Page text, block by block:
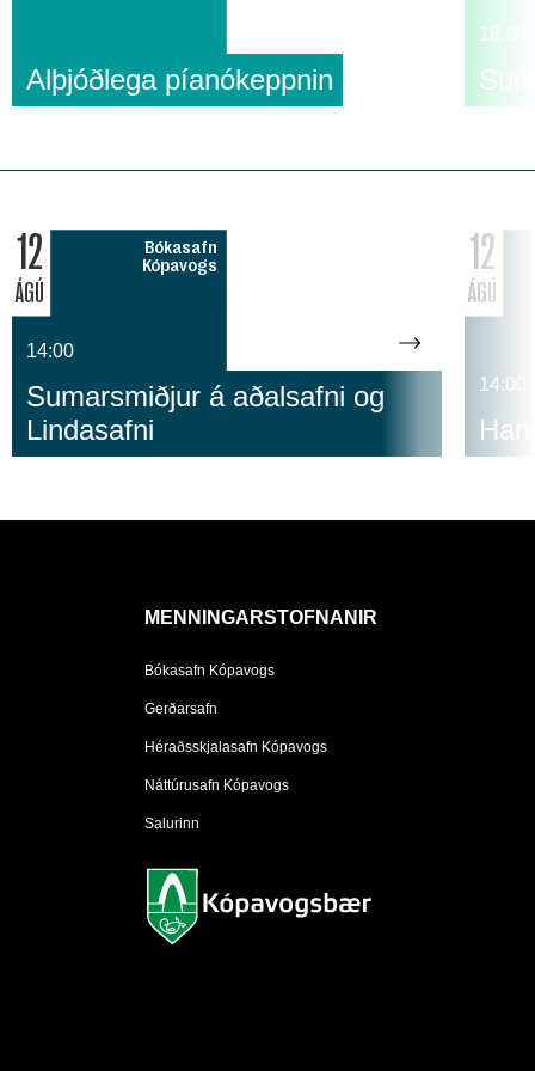
Alþjóðlega píanókeppnin
18:00
12
ÁGÚ
Bókasafn
Kópavogs
14:00
Sumarsmiðjur á aðalsafni og
Lindasafni
12
ÁGÚ
14:00
MENNINGARSTOFNANIR
Bókasafn Kópavogs
Gerðarsafn
Héraðsskjalasafn Kópavogs
Náttúrusafn Kópavogs
Salurinn